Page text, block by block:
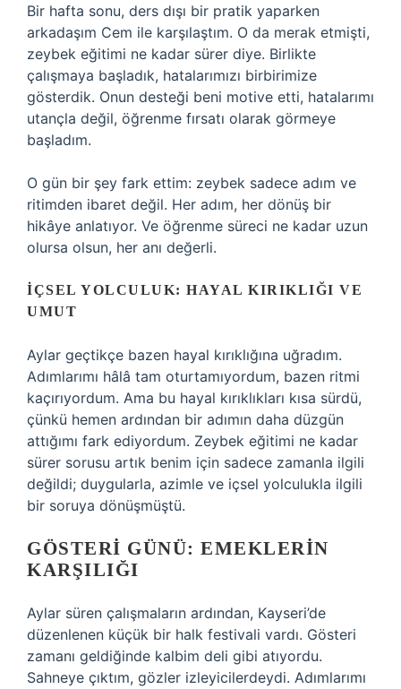
Bir hafta sonu, ders dışı bir pratik yaparken
arkadaşım Cem ile karşılaştım. O da merak etmişti,
zeybek eğitimi ne kadar sürer diye. Birlikte
çalışmaya başladık, hatalarımızı birbirimize
gösterdik. Onun desteği beni motive etti, hatalarımı
utançla değil, öğrenme fırsatı olarak görmeye
başladım.
O gün bir şey fark ettim: zeybek sadece adım ve
ritimden ibaret değil. Her adım, her dönüş bir
hikâye anlatıyor. Ve öğrenme süreci ne kadar uzun
olursa olsun, her anı değerli.
İÇSEL YOLCULUK: HAYAL KIRIKLIĞI VE
UMUT
Aylar geçtikçe bazen hayal kırıklığına uğradım.
Adımlarımı hâlâ tam oturtamıyordum, bazen ritmi
kaçırıyordum. Ama bu hayal kırıklıkları kısa sürdü,
çünkü hemen ardından bir adımın daha düzgün
attığımı fark ediyordum. Zeybek eğitimi ne kadar
sürer sorusu artık benim için sadece zamanla ilgili
değildi; duygularla, azimle ve içsel yolculukla ilgili
bir soruya dönüşmüştü.
GÖSTERI GÜNÜ: EMEKLERIN
KARŞILIĞI
Aylar süren çalışmaların ardından, Kayseri’de
düzenlenen küçük bir halk festivali vardı. Gösteri
zamanı geldiğinde kalbim deli gibi atıyordu.
Sahneye çıktım, gözler izleyicilerdeydi. Adımlarımı